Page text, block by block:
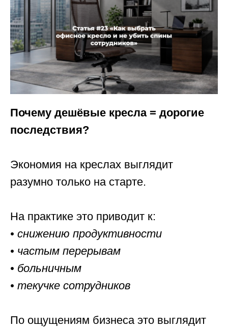
Почему дешёвые кресла = дорогие
последствия?
Экономия на креслах выглядит
разумно только на старте.
На практике это приводит к:
• снижению продуктивности
• частым перерывам
• больничным
• текучке сотрудников
По ощущениям бизнеса это выглядит